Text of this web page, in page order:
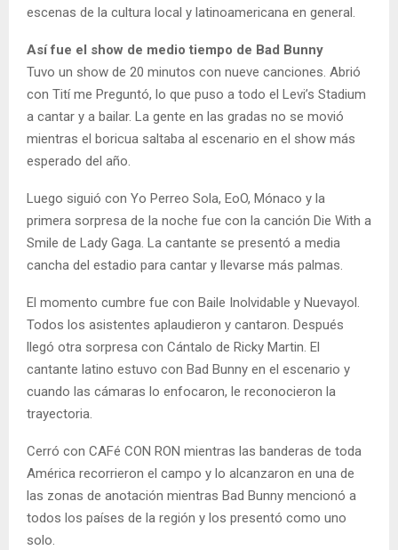
escenas de la cultura local y latinoamericana en general.
Así fue el show de medio tiempo de Bad Bunny
Tuvo un show de 20 minutos con nueve canciones. Abrió
con Tití me Preguntó, lo que puso a todo el Levi’s Stadium
a cantar y a bailar. La gente en las gradas no se movió
mientras el boricua saltaba al escenario en el show más
esperado del año.
Luego siguió con Yo Perreo Sola, EoO, Mónaco y la
primera sorpresa de la noche fue con la canción Die With a
Smile de Lady Gaga. La cantante se presentó a media
cancha del estadio para cantar y llevarse más palmas.
El momento cumbre fue con Baile Inolvidable y Nuevayol.
Todos los asistentes aplaudieron y cantaron. Después
llegó otra sorpresa con Cántalo de Ricky Martin. El
cantante latino estuvo con Bad Bunny en el escenario y
cuando las cámaras lo enfocaron, le reconocieron la
trayectoria.
Cerró con CAFé CON RON mientras las banderas de toda
América recorrieron el campo y lo alcanzaron en una de
las zonas de anotación mientras Bad Bunny mencionó a
todos los países de la región y los presentó como uno
solo.